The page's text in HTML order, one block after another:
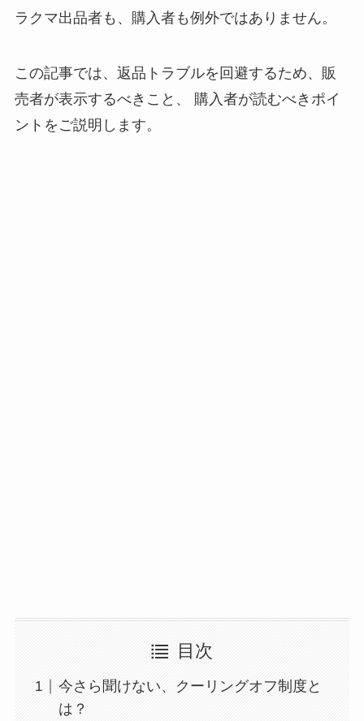
ラクマ出品者も、購入者も例外ではありません。
この記事では、返品トラブルを回避するため、販
売者が表示するべきこと、 購入者が読むべきポイ
ントをご説明します。
目次
今さら聞けない、クーリングオフ制度と
は？